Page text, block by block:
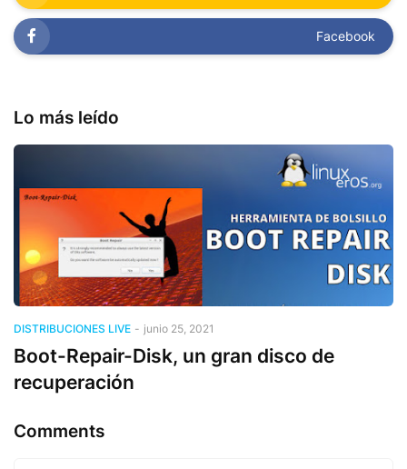
Facebook
Lo más leído
DISTRIBUCIONES LIVE - junio 25, 2021
Boot-Repair-Disk, un gran disco de
recuperación
Comments